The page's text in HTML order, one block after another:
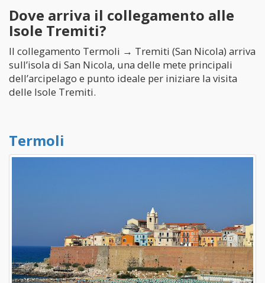
Dove arriva il collegamento alle
Isole Tremiti?
Il collegamento Termoli → Tremiti (San Nicola) arriva
sull’isola di San Nicola, una delle mete principali
dell’arcipelago e punto ideale per iniziare la visita
delle Isole Tremiti.
Termoli